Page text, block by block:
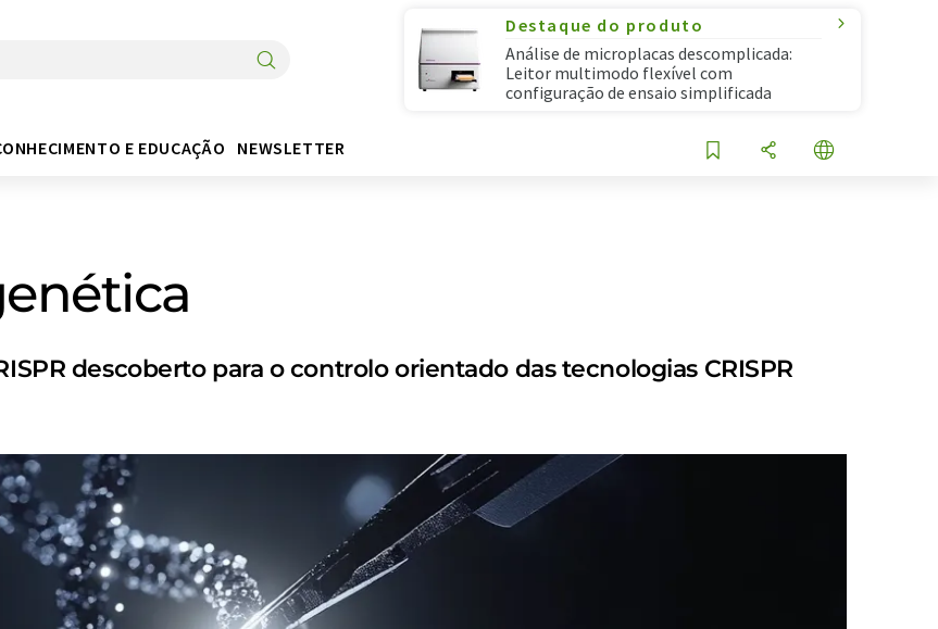
Destaque do produto
Análise de microplacas descomplicada:
Leitor multimodo flexível com
configuração de ensaio simplificada
E EDUCAÇÃO NEWSLETTER
descoberto para o controlo orientado das tecnologias CRISPR